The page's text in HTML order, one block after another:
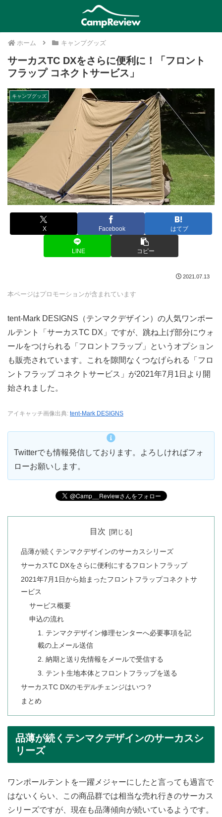
ホーム キャンプグッズ
サーカスTC DXをさらに便利に！「フロント
フラップ コネクトサービス」
キャンプグッズ
X Facebook はてブ
LINE コピー
2021.07.13
本ページはプロモーションが含まれています
tent-Mark DESIGNS（テンマクデザイン）の人気ワンポー
ルテント「サーカスTC DX」ですが、跳ね上げ部分にウォ
ールをつけられる「フロントフラップ」というオプション
も販売されています。これを隙間なくつなげられる「フロ
ントフラップ コネクトサービス」が2021年7月1日より開
始されました。
アイキャッチ画像出典: tent-Mark DESIGNS
Twitterでも情報発信しております。よろしければフォ
ローお願いします。
目次
品薄が続くテンマクデザインのサーカスシリーズ
サーカスTC DXをさらに便利にするフロントフラップ
2021年7月1日から始まったフロントフラップコネクトサ
ービス
サービス概要
申込の流れ
1. テンマクデザイン修理センターへ必要事項を記
載の上メール送信
2. 納期と送り先情報をメールで受信する
3. テント生地本体とフロントフラップを送る
サーカスTC DXのモデルチェンジはいつ？
まとめ
品薄が続くテンマクデザインのサーカスシ
リーズ
ワンポールテントを一躍メジャーにしたと言っても過言で
はないくらい、この商品群では相当な売れ行きのサーカス
シリーズですが、現在も品薄傾向が続いているようです。